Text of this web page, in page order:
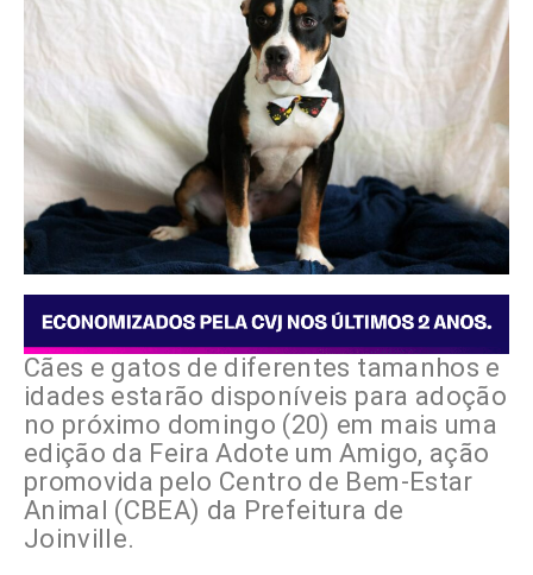
Cães e gatos de diferentes tamanhos e
idades estarão disponíveis para adoção
no próximo domingo (20) em mais uma
edição da Feira Adote um Amigo, ação
promovida pelo Centro de Bem-Estar
Animal (CBEA) da Prefeitura de
Joinville.